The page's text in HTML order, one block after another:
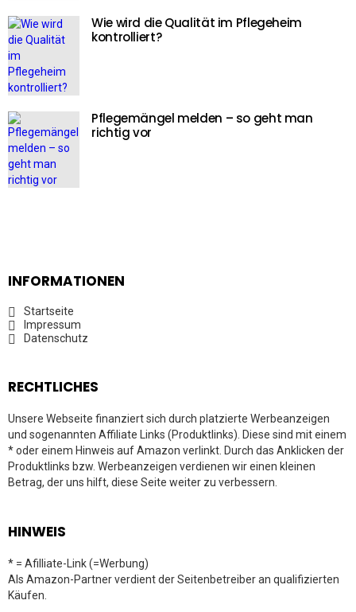
Wie wird die Qualität im Pflegeheim
kontrolliert?
Pflegemängel melden – so geht man
richtig vor
INFORMATIONEN
Startseite
Impressum
Datenschutz
RECHTLICHES
Unsere Webseite finanziert sich durch platzierte Werbeanzeigen
und sogenannten Affiliate Links (Produktlinks). Diese sind mit einem
* oder einem Hinweis auf Amazon verlinkt. Durch das Anklicken der
Produktlinks bzw. Werbeanzeigen verdienen wir einen kleinen
Betrag, der uns hilft, diese Seite weiter zu verbessern.
HINWEIS
* = Afilliate-Link (=Werbung)
Als Amazon-Partner verdient der Seitenbetreiber an qualifizierten
Käufen.